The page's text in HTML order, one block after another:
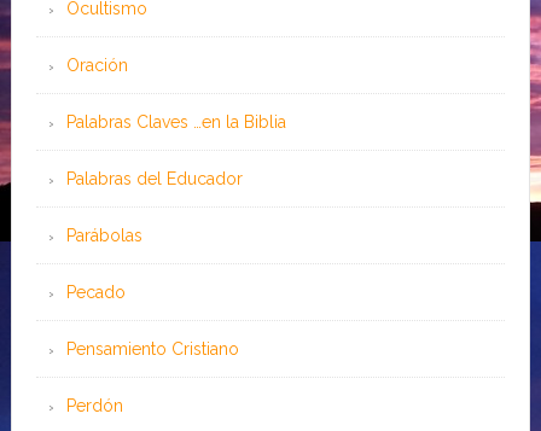
Ocultismo
Oración
Palabras Claves …en la Biblia
Palabras del Educador
Parábolas
Pecado
Pensamiento Cristiano
Perdón